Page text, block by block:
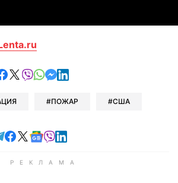
в Telegram
поделиться в Facebook
поделиться в X
отправить в Viber
отправить в Whatsapp
отправить в Messenger
отправить в LinkedIn
ПОЖАР США
Читайте в Telegram
Читайте в Facebook
Читайте в X
Читайте в Google news
Читайте в Viber
Читайте в LinkedIn